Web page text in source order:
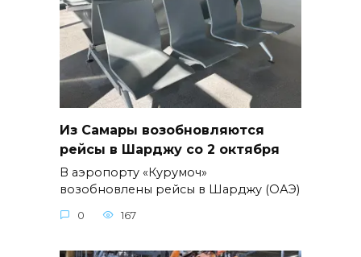
Из Самары возобновляются
рейсы в Шарджу со 2 октября
В аэропорту «Курумоч»
возобновлены рейсы в Шарджу (ОАЭ)
0 167